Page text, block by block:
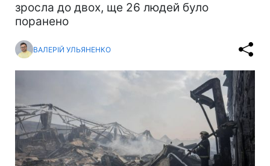
зросла до двох, ще 26 людей було
поранено
ВАЛЕРІЙ УЛЬЯНЕНКО